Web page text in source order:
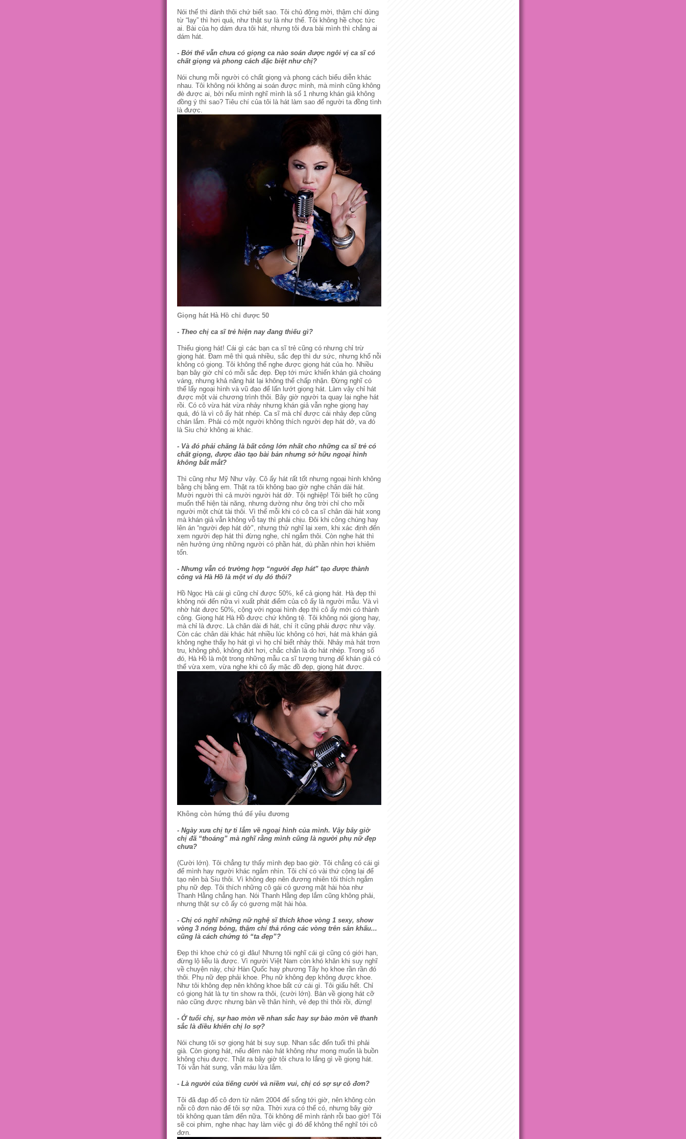
Nói thế thì đành thôi chứ biết sao. Tôi chủ động mời, thậm chí dùng
từ “lạy” thì hơi quá, như thật sự là như thế. Tôi không hề chọc tức
ai. Bài của họ dám đưa tôi hát, nhưng tôi đưa bài mình thì chẳng ai
dám hát.
- Bởi thế vẫn chưa có giọng ca nào soán được ngôi vị ca sĩ có
chất giọng và phong cách đặc biệt như chị?
Nói chung mỗi người có chất giọng và phong cách biểu diễn khác
nhau. Tôi không nói không ai soán được mình, mà mình cũng không
đè được ai, bởi nếu mình nghĩ mình là số 1 nhưng khán giả không
đồng ý thì sao? Tiêu chí của tôi là hát làm sao để người ta đồng tình
là được.
Giọng hát Hà Hồ chỉ được 50
- Theo chị ca sĩ trẻ hiện nay đang thiếu gì?
Thiếu giọng hát! Cái gì các bạn ca sĩ trẻ cũng có nhưng chỉ trừ
giọng hát. Đam mê thì quá nhiều, sắc đẹp thì dư sức, nhưng khổ nỗi
không có giọng. Tôi không thể nghe được giọng hát của họ. Nhiều
bạn bây giờ chỉ có mỗi sắc đẹp. Đẹp tới mức khiến khán giả choáng
váng, nhưng khả năng hát lại không thể chấp nhận. Đừng nghĩ có
thể lấy ngoại hình và vũ đạo để lấn lướt giọng hát. Làm vậy chỉ hát
được một vài chương trình thôi. Bây giờ người ta quay lại nghe hát
rồi. Có cô vừa hát vừa nhảy nhưng khán giả vẫn nghe giọng hay
quá, đó là vì cô ấy hát nhép. Ca sĩ mà chỉ được cái nhảy đẹp cũng
chán lắm. Phải có một người không thích người đẹp hát dở, va đó
là Siu chứ không ai khác.
- Và đó phải chăng là bất công lớn nhất cho những ca sĩ trẻ có
chất giọng, được đào tạo bài bản nhưng sở hữu ngoại hình
không bắt mắt?
Thì cũng như Mỹ Như vậy. Cô ấy hát rất tốt nhưng ngoại hình không
bằng chị bằng em. Thật ra tôi không bao giờ nghe chân dài hát.
Mười người thì cả mười người hát dở. Tội nghiệp! Tôi biết họ cũng
muốn thể hiện tài năng, nhưng dường như ông trời chỉ cho mỗi
người một chút tài thôi. Vì thế mỗi khi có cô ca sĩ chân dài hát xong
mà khán giả vẫn không vỗ tay thì phải chịu. Đôi khi công chúng hay
lên án “người đẹp hát dở", nhưng thử nghĩ lại xem, khi xác định đến
xem người đẹp hát thì đừng nghe, chỉ ngắm thôi. Còn nghe hát thì
nên hưởng ứng những người có phần hát, dù phần nhìn hơi khiêm
tốn.
- Nhưng vẫn có trường hợp “người đẹp hát” tạo được thành
công và Hà Hồ là một ví dụ đó thôi?
Hồ Ngọc Hà cái gì cũng chỉ được 50%, kể cả giọng hát. Hà đẹp thì
không nói đến nữa vì xuất phát điểm của cô ấy là người mẫu. Và vì
nhờ hát được 50%, cộng với ngoại hình đẹp thì cô ấy mới có thành
công. Giọng hát Hà Hồ được chứ không tệ. Tôi không nói giọng hay,
mà chỉ là được. Là chân dài đi hát, chí ít cũng phải được như vậy.
Còn các chân dài khác hát nhiều lúc không có hơi, hát mà khán giả
không nghe thấy họ hát gì vì họ chỉ biết nhảy thôi. Nhảy mà hát trơn
tru, không phô, không đứt hơi, chắc chắn là do hát nhép. Trong số
đó, Hà Hồ là một trong những mẫu ca sĩ tượng trưng để khán giả có
thể vừa xem, vừa nghe khi cô ấy mặc đồ đẹp, giọng hát được.
Không còn hứng thú để yêu đương
- Ngày xưa chị tự ti lắm về ngoại hình của mình. Vậy bây giờ
chị đã “thoáng” mà nghĩ rằng mình cũng là người phụ nữ đẹp
chưa?
(Cười lớn). Tôi chẳng tự thấy mình đẹp bao giờ. Tôi chẳng có cái gì
để mình hay người khác ngắm nhìn. Tôi chỉ có vài thứ cộng lại để
tạo nên bà Siu thôi. Vì không đẹp nên đương nhiên tôi thích ngắm
phụ nữ đẹp. Tôi thích những cô gái có gương mặt hài hòa như
Thanh Hằng chẳng hạn. Nói Thanh Hằng đẹp lắm cũng không phải,
nhưng thật sự cô ấy có gương mặt hài hòa.
- Chị có nghĩ những nữ nghệ sĩ thích khoe vòng 1 sexy, show
vòng 3 nóng bỏng, thậm chí thả rông các vòng trên sân khấu...
cũng là cách chứng tỏ “ta đẹp”?
Đẹp thì khoe chứ có gì đâu! Nhưng tôi nghĩ cái gì cũng có giới hạn,
đừng lộ liễu là được. Vì người Việt Nam còn khó khăn khi suy nghĩ
về chuyện này, chứ Hàn Quốc hay phương Tây họ khoe rần rần đó
thôi. Phụ nữ đẹp phải khoe. Phụ nữ không đẹp không được khoe.
Như tôi không đẹp nên không khoe bất cứ cái gì. Tôi giấu hết. Chỉ
có giọng hát là tự tin show ra thôi, (cười lớn). Bàn về giọng hát cỡ
nào cũng được nhưng bàn về thân hình, vẻ đẹp thì thôi rồi, đừng!
- Ở tuổi chị, sự hao mòn về nhan sắc hay sự bào mòn về thanh
sắc là điều khiến chị lo sợ?
Nói chung tôi sợ giọng hát bị suy sụp. Nhan sắc đến tuổi thì phải
già. Còn giọng hát, nếu đêm nào hát không như mong muốn là buồn
không chịu được. Thật ra bây giờ tôi chưa lo lắng gì về giọng hát.
Tôi vẫn hát sung, vẫn máu lửa lắm.
- Là người của tiếng cười và niềm vui, chị có sợ sự cô đơn?
Tôi đã đạp đổ cô đơn từ năm 2004 để sống tới giờ, nên không còn
nỗi cô đơn nào để tôi sợ nữa. Thời xưa có thể có, nhưng bây giờ
tôi không quan tâm đến nữa. Tôi không để mình rảnh rỗi bao giờ! Tôi
sẽ coi phim, nghe nhạc hay làm việc gì đó để không thể nghĩ tới cô
đơn.